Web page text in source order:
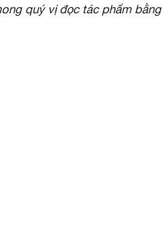
quý vị đọc tác phẩm bằng